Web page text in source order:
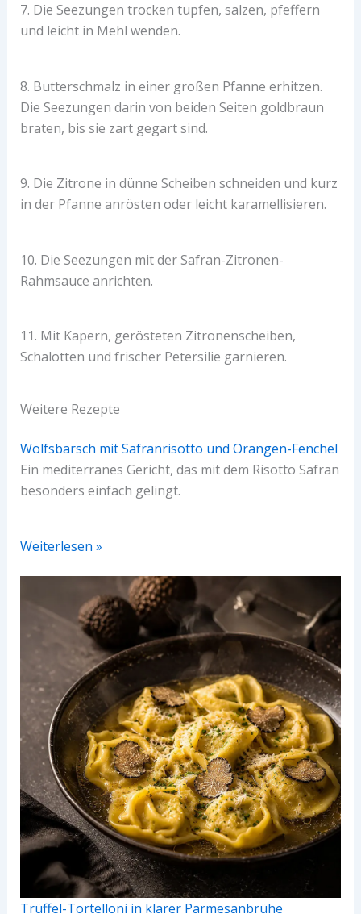
7. Die Seezungen trocken tupfen, salzen, pfeffern
und leicht in Mehl wenden.
8. Butterschmalz in einer großen Pfanne erhitzen.
Die Seezungen darin von beiden Seiten goldbraun
braten, bis sie zart gegart sind.
9. Die Zitrone in dünne Scheiben schneiden und kurz
in der Pfanne anrösten oder leicht karamellisieren.
10. Die Seezungen mit der Safran-Zitronen-
Rahmsauce anrichten.
11. Mit Kapern, gerösteten Zitronenscheiben,
Schalotten und frischer Petersilie garnieren.
Weitere Rezepte
Wolfsbarsch mit Safranrisotto und Orangen-Fenchel
Ein mediterranes Gericht, das mit dem Risotto Safran
besonders einfach gelingt.
Weiterlesen »
Trüffel-Tortelloni in klarer Parmesanbrühe